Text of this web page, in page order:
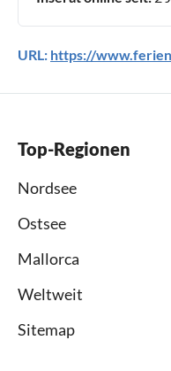
URL: https://
Top-Regionen
Nordsee
Ostsee
Mallorca
Weltweit
Sitemap